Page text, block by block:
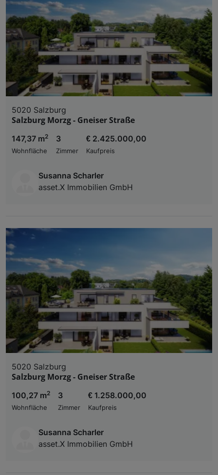
5020 Salzburg
Salzburg Morzg - Gneiser Straße
147,37 m2
Wohnfläche
3
Zimmer
€ 2.425.000,00
Kaufpreis
Susanna Scharler
asset.X Immobilien GmbH
5020 Salzburg
Salzburg Morzg - Gneiser Straße
100,27 m2
Wohnfläche
3
Zimmer
€ 1.258.000,00
Kaufpreis
Susanna Scharler
asset.X Immobilien GmbH